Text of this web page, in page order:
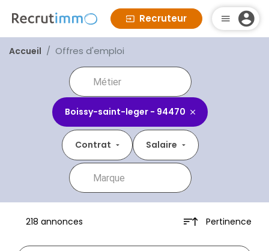
Recruteur
Accueil Offres d'emploi
Boissy-saint-leger - 94470
Contrat Salaire
218 annonces Pertinence